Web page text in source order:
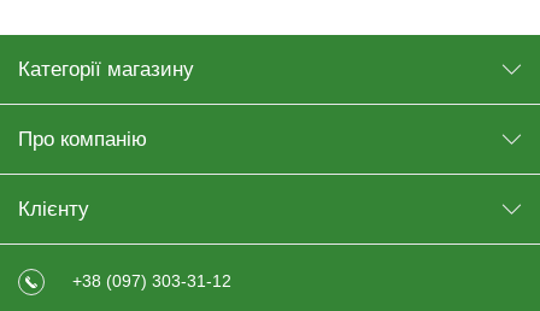
Категорії магазину
Про компанію
Клієнту
+38 (097) 303-31-12